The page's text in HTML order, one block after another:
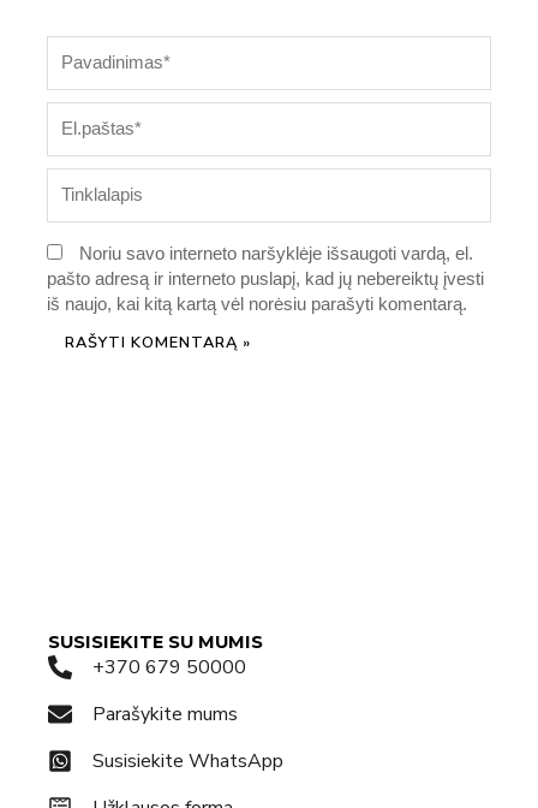
Noriu savo interneto naršyklėje išsaugoti vardą, el.
pašto adresą ir interneto puslapį, kad jų nebereiktų įvesti
iš naujo, kai kitą kartą vėl norėsiu parašyti komentarą.
SUSISIEKITE SU MUMIS
+370 679 50000
Parašykite mums
Susisiekite WhatsApp